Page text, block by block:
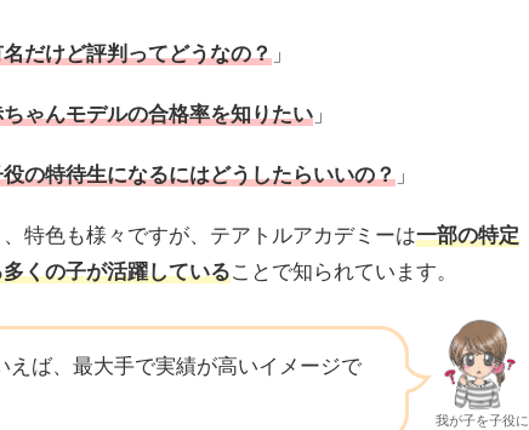
だけど評判ってどうなの？ 」
ゃんモデルの合格率を知りたい 」
の特待生になるにはどうしたらいいの？ 」
特色も様々ですが、テアトルアカデミーは一部の特定
くの子が活躍していることで知られています。
えば、最大手で実績が高いイメージで
我が子を子役に